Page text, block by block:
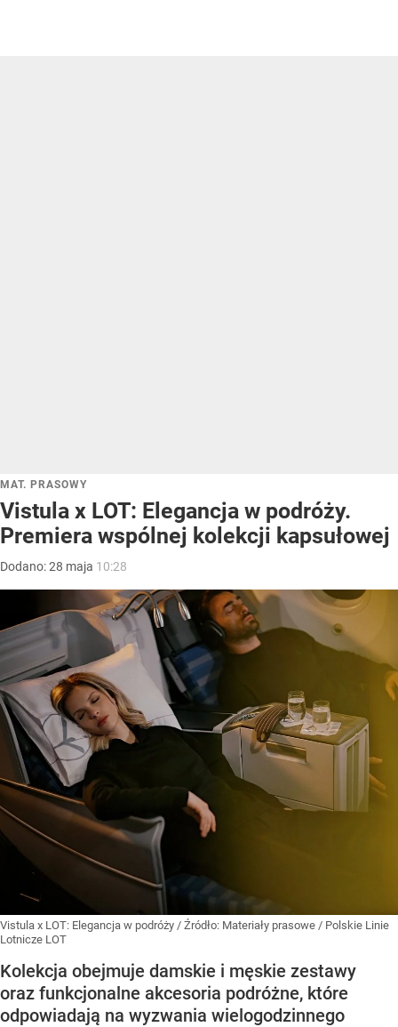
MAT. PRASOWY
Vistula x LOT: Elegancja w podróży.
Premiera wspólnej kolekcji kapsułowej
Dodano:28 maja 10:28
Vistula x LOT: Elegancja w podróży / Źródło: Materiały prasowe / Polskie Linie
Lotnicze LOT
Kolekcja obejmuje damskie i męskie zestawy
oraz funkcjonalne akcesoria podróżne, które
odpowiadają na wyzwania wielogodzinnego